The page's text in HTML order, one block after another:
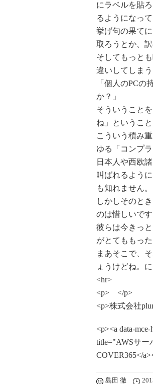
にラベルを貼
るようになって
挙げ句の果て
取ろうとか、
そしてもっと
違いしてしまう
「個人のPC
か？」
そういうこと
ね」というこ
こういう積み
ゆる「コンプ
日本人や西欧
叫ばれるよう
も知れません。
しかしそのと
のは惜しいです
彼らは今きっ
がとてももっ
まあそこで、
ょうけどね。
<hr>
<p> </p>
<p>株式会社
<p><a data-
title="AWSサー
COVER365</
島田 徹